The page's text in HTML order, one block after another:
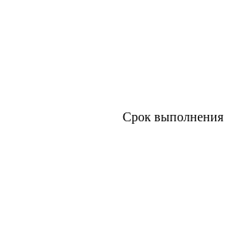
Срок выполнения